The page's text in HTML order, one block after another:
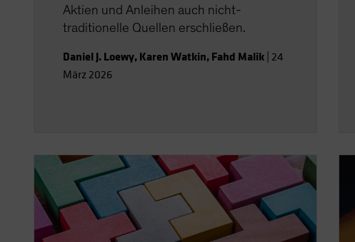
Aktien und Anleihen auch nicht-
traditionelle Quellen erschließen.
Daniel J. Loewy, Karen Watkin, Fahd Malik 24
März 2026